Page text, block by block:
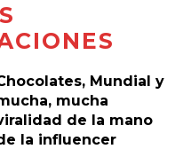
Mundial y
mucha
de la mano
la influencer